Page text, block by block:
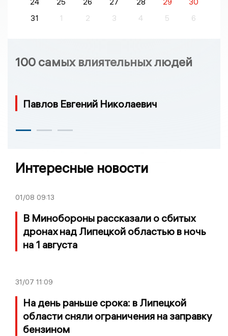
31
1 2 3 4 5 6
100 самых влиятельных людей
Павлов Евгений Николаевич
Интересные новости
01/08 09:13
В Минобороны рассказали о сбитых
дронах над Липецкой областью в ночь
на 1 августа
31/07 11:09
На день раньше срока: в Липецкой
области сняли ограничения на заправку
бензином